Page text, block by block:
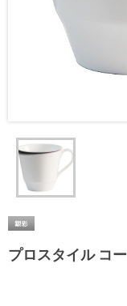
プロスタイル コ